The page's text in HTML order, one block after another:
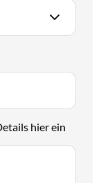
hier ein